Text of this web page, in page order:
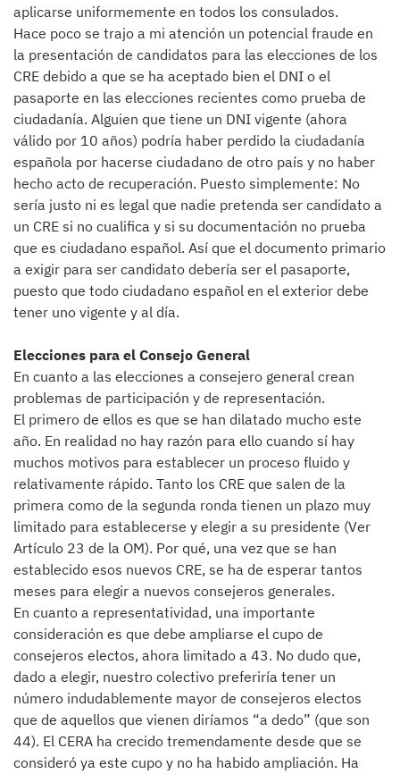
aplicarse uniformemente en todos los consulados.
Hace poco se trajo a mi atención un potencial fraude en
la presentación de candidatos para las elecciones de los
CRE debido a que se ha aceptado bien el DNI o el
pasaporte en las elecciones recientes como prueba de
ciudadanía. Alguien que tiene un DNI vigente (ahora
válido por 10 años) podría haber perdido la ciudadanía
española por hacerse ciudadano de otro país y no haber
hecho acto de recuperación. Puesto simplemente: No
sería justo ni es legal que nadie pretenda ser candidato a
un CRE si no cualifica y si su documentación no prueba
que es ciudadano español. Así que el documento primario
a exigir para ser candidato debería ser el pasaporte,
puesto que todo ciudadano español en el exterior debe
tener uno vigente y al día.
Elecciones para el Consejo General
En cuanto a las elecciones a consejero general crean
problemas de participación y de representación.
El primero de ellos es que se han dilatado mucho este
año. En realidad no hay razón para ello cuando sí hay
muchos motivos para establecer un proceso fluido y
relativamente rápido. Tanto los CRE que salen de la
primera como de la segunda ronda tienen un plazo muy
limitado para establecerse y elegir a su presidente (Ver
Artículo 23 de la OM). Por qué, una vez que se han
establecido esos nuevos CRE, se ha de esperar tantos
meses para elegir a nuevos consejeros generales.
En cuanto a representatividad, una importante
consideración es que debe ampliarse el cupo de
consejeros electos, ahora limitado a 43. No dudo que,
dado a elegir, nuestro colectivo preferiría tener un
número indudablemente mayor de consejeros electos
que de aquellos que vienen diríamos “a dedo” (que son
44). El CERA ha crecido tremendamente desde que se
consideró ya este cupo y no ha habido ampliación. Ha